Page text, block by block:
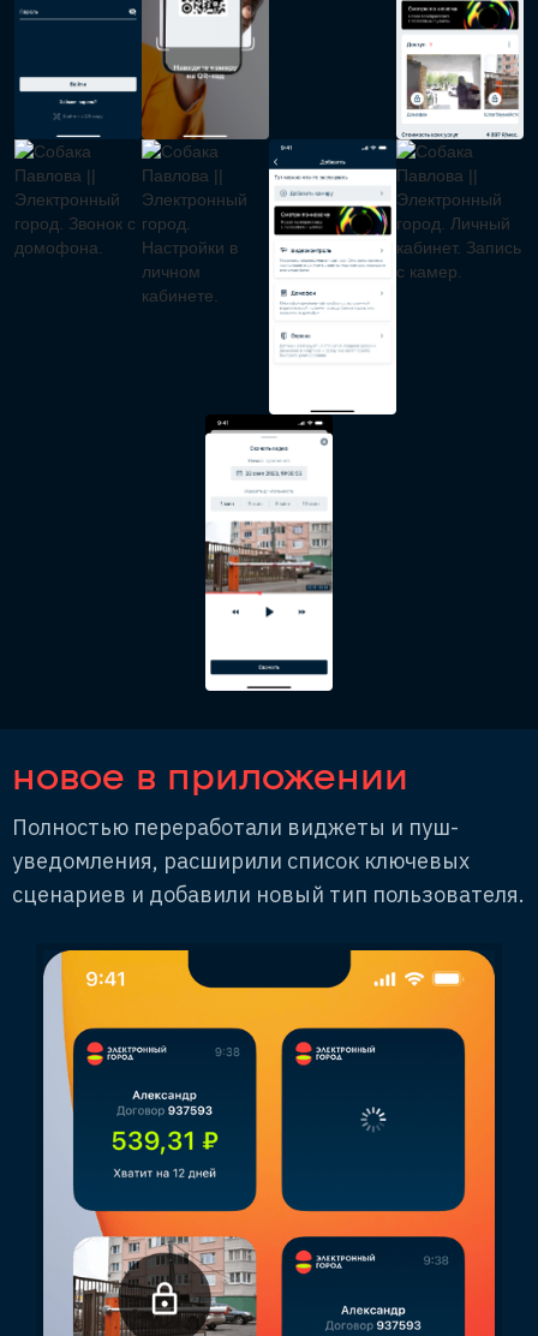
новое в приложении
Полностью переработали виджеты и пуш-
уведомления, расширили список ключевых
сценариев и добавили новый тип пользователя.